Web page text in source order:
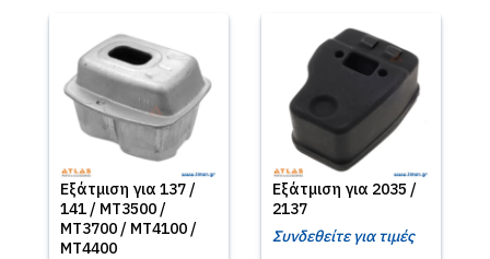
Εξάτμιση για 137 /
141 / MT3500 /
MT3700 / MT4100 /
MT4400
Εξάτμιση για 2035 /
2137
Συνδεθείτε για τιμές